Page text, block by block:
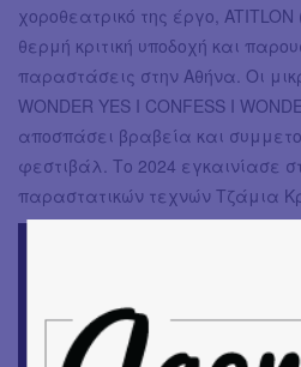
χοροθεατρικό της έργο,
θερμή κριτική υποδοχή και
παραστάσεις στην Αθήνα. Οι
WONDER YES I CONFESS I
αποσπάσει βραβεία και
φεστιβάλ. Το 2024 εγκαινίασε
παραστατικών τεχνών Τζάμια